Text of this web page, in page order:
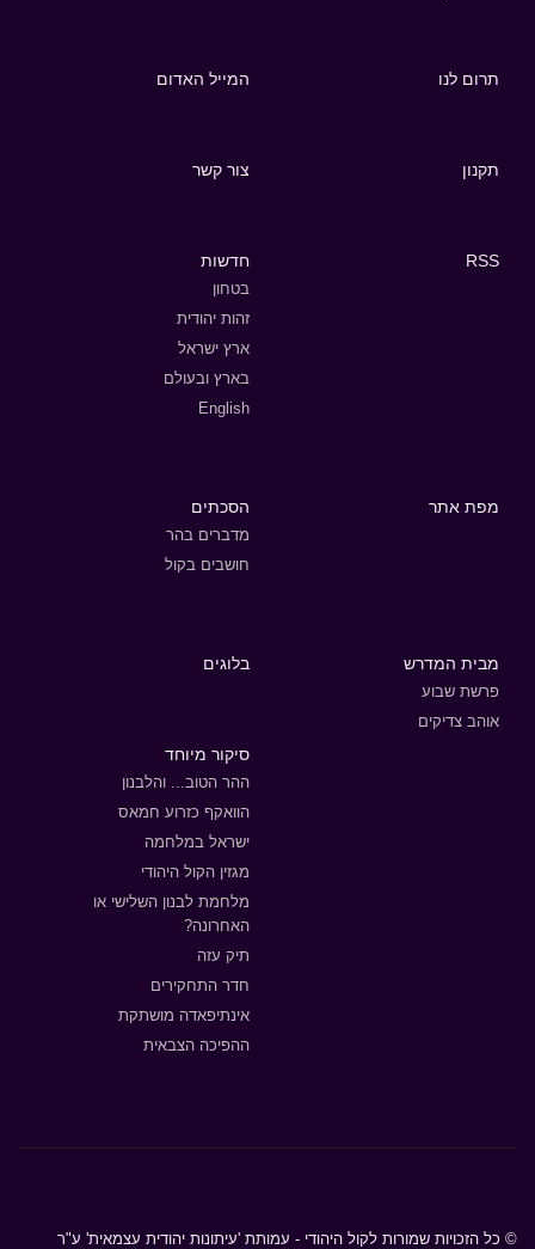
תרום לנו המייל האדום
תקנון צור קשר
RSS חדשות
בטחון
זהות יהודית
ארץ ישראל
בארץ ובעולם
English
מפת אתר הסכתים
מדברים בהר
חושבים בקול
מבית המדרש
פרשת שבוע
אוהב צדיקים
בלוגים
סיקור מיוחד
ההר הטוב... והלבנון
הוואקף כזרוע חמאס
ישראל במלחמה
מגזין הקול היהודי
מלחמת לבנון השלישי או
האחרונה?
תיק עזה
חדר התחקירים
אינתיפאדה מושתקת
ההפיכה הצבאית
© כל הזכויות שמורות לקול היהודי - עמותת 'עיתונות יהודית עצמאית' ע"ר